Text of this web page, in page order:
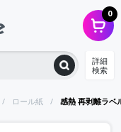
0
詳細
検索
ロール紙 感熱 再剥離ラベ